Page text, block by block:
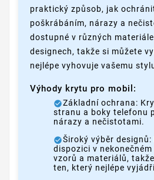
praktický způsob, jak
poškrábáním, nárazy a
dostupné v různých
designech, takže si můžete
nejlépe vyhovuje vašemu
Výhody krytu pro mobil:
Základní ochrana:
stranu a boky telefonu
nárazy a nečistotami.
Široký výběr
dispozici v
vzorů a materiálů,
ten, který nejlépe